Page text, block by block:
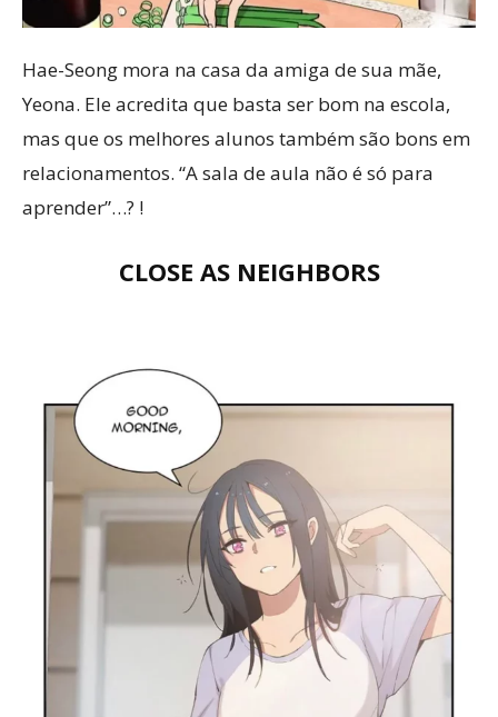
Hae-Seong mora na casa da amiga de sua mãe,
Yeona. Ele acredita que basta ser bom na escola,
mas que os melhores alunos também são bons em
relacionamentos. “A sala de aula não é só para
aprender”…? !
CLOSE AS NEIGHBORS